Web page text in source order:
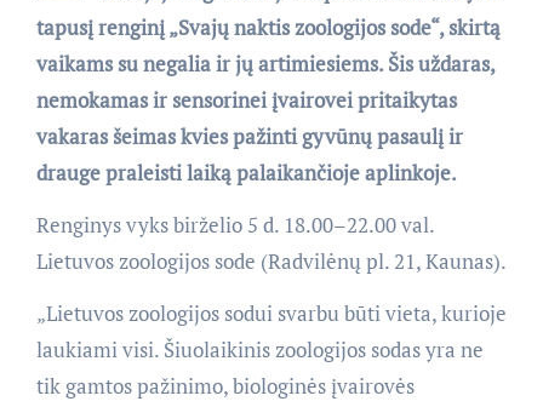
tapusį renginį „Svajų naktis zoologijos sode“, skirtą
vaikams su negalia ir jų artimiesiems. Šis uždaras,
nemokamas ir sensorinei įvairovei pritaikytas
vakaras šeimas kvies pažinti gyvūnų pasaulį ir
drauge praleisti laiką palaikančioje aplinkoje.
Renginys vyks birželio 5 d. 18.00–22.00 val.
Lietuvos zoologijos sode (Radvilėnų pl. 21, Kaunas).
„Lietuvos zoologijos sodui svarbu būti vieta, kurioje
laukiami visi. Šiuolaikinis zoologijos sodas yra ne
tik gamtos pažinimo, biologinės įvairovės